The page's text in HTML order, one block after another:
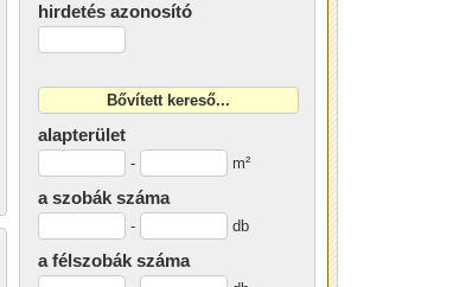
hirdetés azonosító
alapterület
- m²
a szobák száma
- db
a félszobák száma